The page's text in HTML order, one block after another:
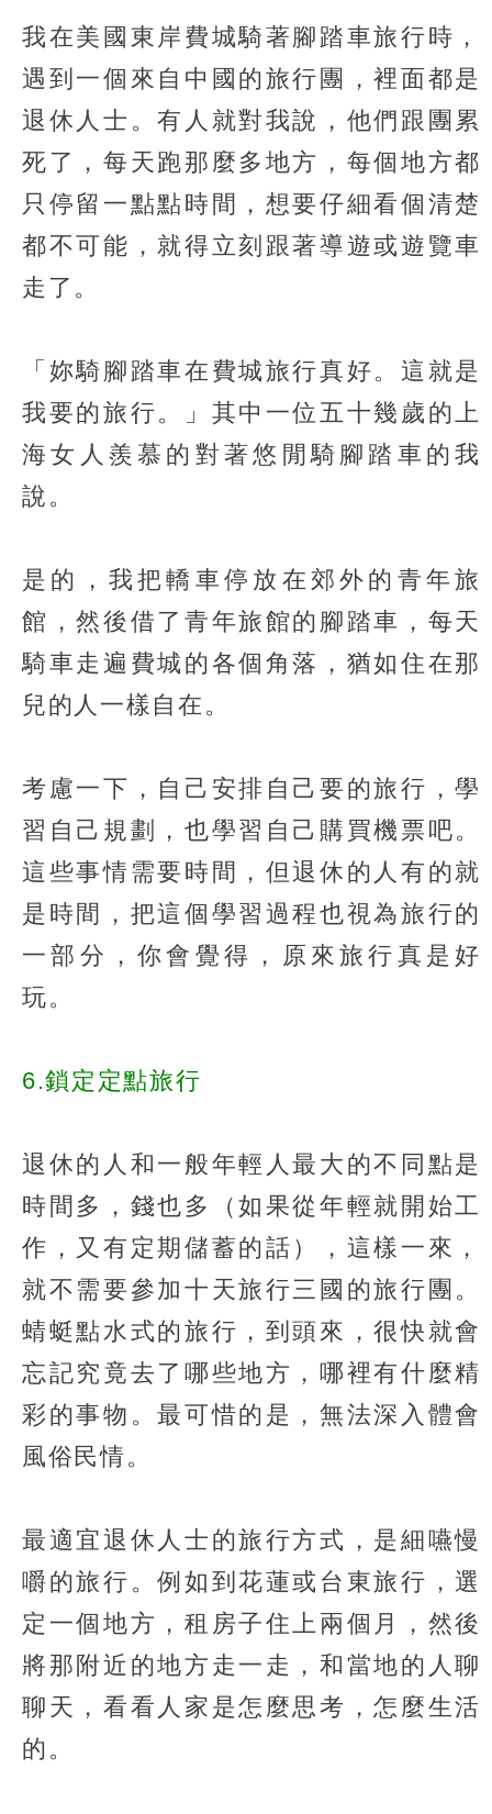
我在美國東岸費城騎著腳踏車旅行時，
遇到一個來自中國的旅行團，裡面都是
退休人士。有人就對我說，他們跟團累
死了，每天跑那麼多地方，每個地方都
只停留一點點時間，想要仔細看個清楚
都不可能，就得立刻跟著導遊或遊覽車
走了。
「妳騎腳踏車在費城旅行真好。這就是
我要的旅行。」其中一位五十幾歲的上
海女人羨慕的對著悠閒騎腳踏車的我
說。
是的，我把轎車停放在郊外的青年旅
館，然後借了青年旅館的腳踏車，每天
騎車走遍費城的各個角落，猶如住在那
兒的人一樣自在。
考慮一下，自己安排自己要的旅行，學
習自己規劃，也學習自己購買機票吧。
這些事情需要時間，但退休的人有的就
是時間，把這個學習過程也視為旅行的
一部分，你會覺得，原來旅行真是好
玩。
6.鎖定定點旅行
退休的人和一般年輕人最大的不同點是
時間多，錢也多（如果從年輕就開始工
作，又有定期儲蓄的話），這樣一來，
就不需要參加十天旅行三國的旅行團。
蜻蜓點水式的旅行，到頭來，很快就會
忘記究竟去了哪些地方，哪裡有什麼精
彩的事物。最可惜的是，無法深入體會
風俗民情。
最適宜退休人士的旅行方式，是細嚥慢
嚼的旅行。例如到花蓮或台東旅行，選
定一個地方，租房子住上兩個月，然後
將那附近的地方走一走，和當地的人聊
聊天，看看人家是怎麼思考，怎麼生活
的。